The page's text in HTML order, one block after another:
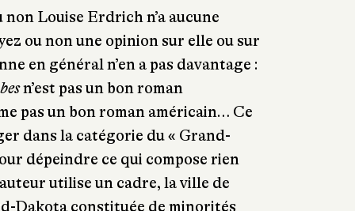
non Louise Erdrich n’a aucune
ou non une opinion sur elle ou sur
en général n’en a pas davantage :
n’est pas un bon roman
pas un bon roman américain… Ce
dans la catégorie du « Grand-
dépeindre ce qui compose rien
utilise un cadre, la ville de
Dakota constituée de minorités